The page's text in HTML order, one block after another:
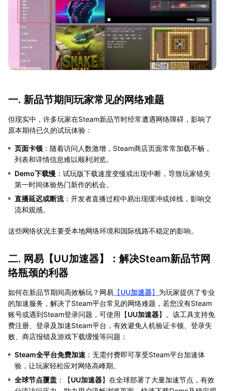
一. 新品节期间玩家常见的网络难题
但现实中，许多玩家在Steam新品节时经常遭遇网络障碍，影响了
原本期待已久的试玩体验：
页面卡顿 ：随着访问人数激增，Steam商店页面常常加载不畅，
列表和详情信息难以顺利浏览。
Demo下载慢 ：试玩版下载速度变慢或出现中断，导致玩家错失
第一时间体验热门新作的机会。
直播延迟或断流：开发者直播过程中易出现缓冲或掉线，影响交
流和观感。
这些网络状况主要受本地网络环境和国际线路不稳定的影响。
二. 网易【UU加速器】：解决Steam新品节网
络瓶颈的利器
如何在新品节期间高效畅玩？网易 【UU加速器】 为玩家提供了专业
的加速服务，解决了Steam平台常见的网络难题，若您没有Steam
账号或遇到Steam登录问题，可使用【UU加速器】。该工具支持免
费注册、登录及加速Steam平台，有效避免人机验证卡顿、登录失
败、商店报错及游戏下载缓慢等问题：
Steam全平台免费加速 ：无需付费即可享受Steam平台加速体
验，让玩家轻松应对网络高峰期。
全球节点覆盖 ：【UU加速器】在全球部署了大量加速节点，有效